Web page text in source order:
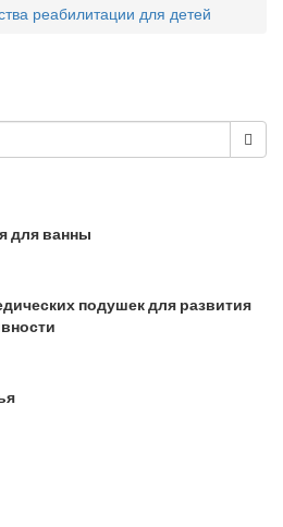
реабилитации для детей
для ванны
подушек для развития